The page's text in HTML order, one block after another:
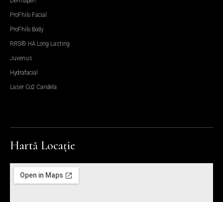
ProFhilo Facial
ProFhilo Body
RRS® HA Long Lasting
Juvenus
Hydrafacial
Laser Co2 Candela
Hartă Locație